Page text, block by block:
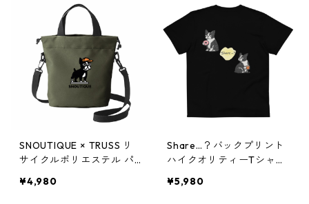
SNOUTIQUE × TRUSS リ
サイクルポリエステル パ
¥4,980
Share…？バックプリント
ハイクオリティーTシャツ
¥5,980